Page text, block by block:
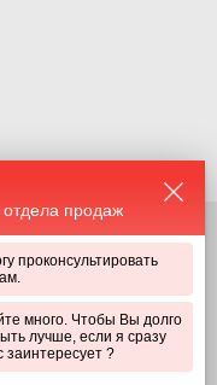
продаж
проконсультировать
много. Чтобы Вы долго
лучше, если я сразу
заинтересует ?
защищены
материалы сайта
или
в любой форме
разрешения